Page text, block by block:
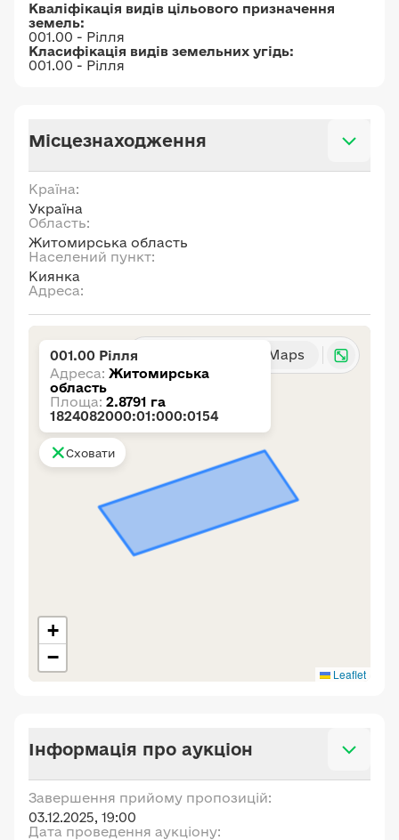
Кваліфікація видів цільового призначення
земель:
001.00 - Рілля
Класифікація видів земельних угідь:
001.00 - Рілля
Місцезнаходження
Країна:
Україна
Область:
Житомирська область
Населений пункт:
Киянка
Адреса:
Google Maps
+
−
Leaflet
001.00 Рілля
Адреса: Житомирська
область
Площа: 2.8791 га
1824082000:01:000:0154
Сховати
Інформація про аукціон
Завершення прийому пропозицій:
03.12.2025, 19:00
Дата проведення аукціону: